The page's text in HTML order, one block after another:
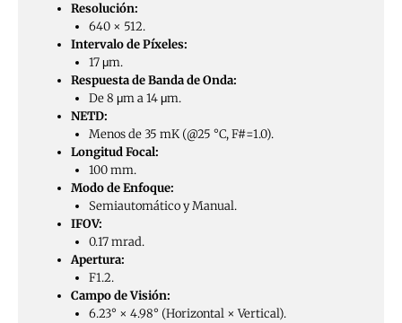
Resolución:
640 × 512.
Intervalo de Píxeles:
17 μm.
Respuesta de Banda de Onda:
De 8 μm a 14 μm.
NETD:
Menos de 35 mK (@25 °C, F#=1.0).
Longitud Focal:
100 mm.
Modo de Enfoque:
Semiautomático y Manual.
IFOV:
0.17 mrad.
Apertura:
F1.2.
Campo de Visión:
6.23° × 4.98° (Horizontal × Vertical).